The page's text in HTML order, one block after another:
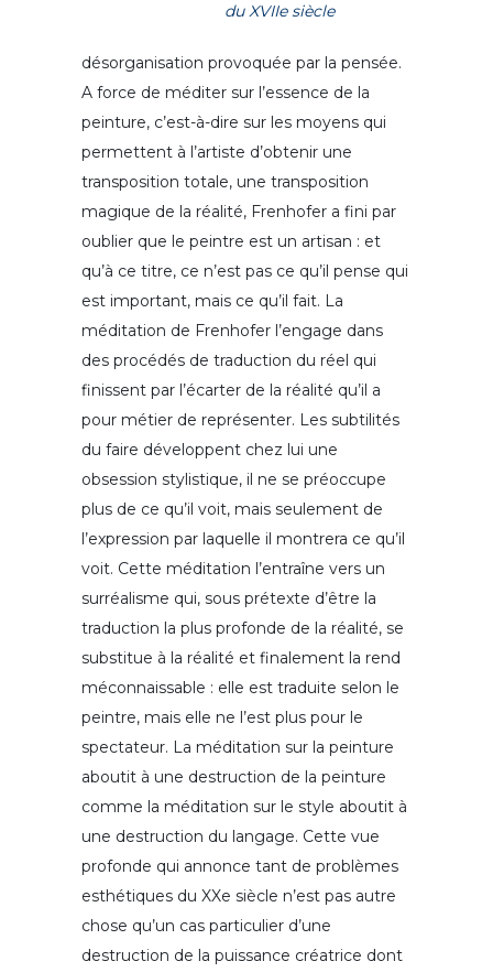
du XVIIe siècle
désorganisation provoquée par la pensée.
A force de méditer sur l’essence de la
peinture, c’est-à-dire sur les moyens qui
permettent à l’artiste d’obtenir une
transposition totale, une transposition
magique de la réalité, Frenhofer a fini par
oublier que le peintre est un artisan : et
qu’à ce titre, ce n’est pas ce qu’il pense qui
est important, mais ce qu’il fait. La
méditation de Frenhofer l’engage dans
des procédés de traduction du réel qui
finissent par l’écarter de la réalité qu’il a
pour métier de représenter. Les subtilités
du faire développent chez lui une
obsession stylistique, il ne se préoccupe
plus de ce qu’il voit, mais seulement de
l’expression par laquelle il montrera ce qu’il
voit. Cette méditation l’entraîne vers un
surréalisme qui, sous prétexte d’être la
traduction la plus profonde de la réalité, se
substitue à la réalité et finalement la rend
méconnaissable : elle est traduite selon le
peintre, mais elle ne l’est plus pour le
spectateur. La méditation sur la peinture
aboutit à une destruction de la peinture
comme la méditation sur le style aboutit à
une destruction du langage. Cette vue
profonde qui annonce tant de problèmes
esthétiques du XXe siècle n’est pas autre
chose qu’un cas particulier d’une
destruction de la puissance créatrice dont